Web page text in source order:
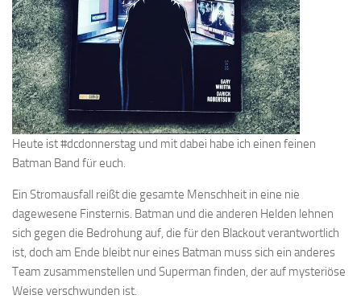
Heute ist #dcdonnerstag und mit dabei habe ich einen feinen
Batman Band für euch.
Ein Stromausfall reißt die gesamte Menschheit in eine nie
dagewesene Finsternis. Batman und die anderen Helden lehnen
sich gegen die Bedrohung auf, die für den Blackout verantwortlich
ist, doch am Ende bleibt nur eines Batman muss sich ein anderes
Team zusammenstellen und Superman finden, der auf mysteriöse
Weise verschwunden ist.